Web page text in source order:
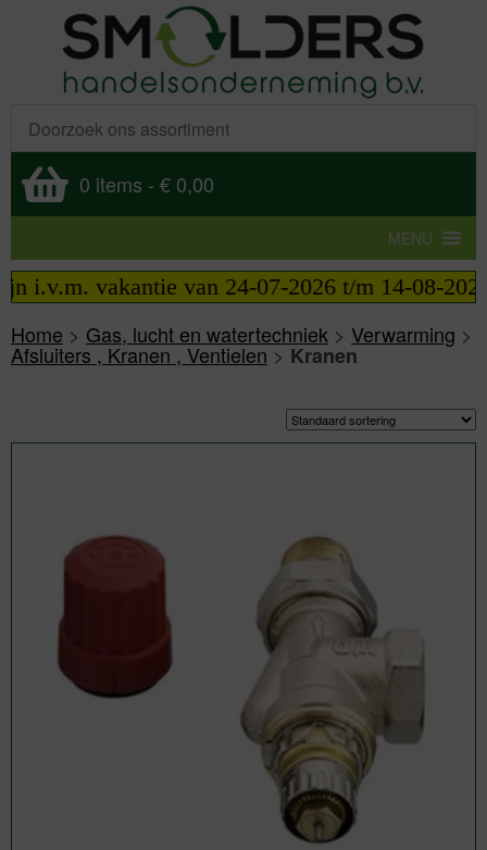
0 items - € 0,00
MENU
vakantie van 24-07-2026 t/m 14-08-2026
Home > Gas, lucht en watertechniek > Verwarming >
Afsluiters , Kranen , Ventielen>Kranen